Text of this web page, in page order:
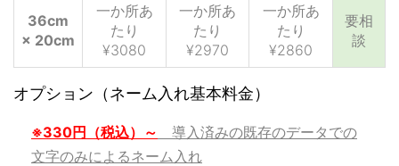
36cm
× 20cm
一か所あ
たり
¥3080
一か所あ
たり
¥2970
一か所あ
たり
¥2860
要相
談
オプション（ネーム入れ基本料金）
※330円（税込）～ 導入済みの既存のデータでの
文字のみによるネーム入れ